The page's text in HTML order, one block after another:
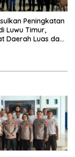
Peningkatan
Luwu Timur,
Daerah Luas dan